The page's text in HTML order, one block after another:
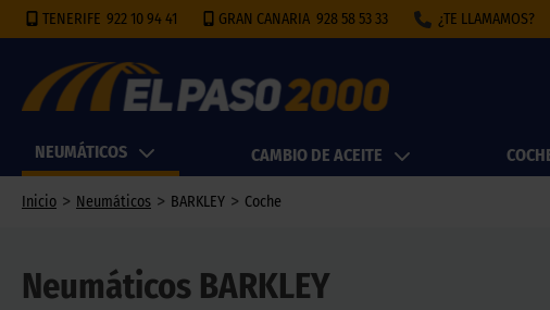
TENERIFE 922 10 94 41 GRAN CANARIA 928 58 53 33 ¿TE LLAMAMOS?
NEUMÁTICOS CAMBIO DE ACEITE
Inicio > Neumáticos > BARKLEY > Coche
Neumáticos BARKLEY